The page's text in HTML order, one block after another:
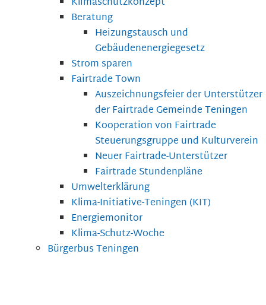
Beratung
Heizungstausch und
Gebäudenenergiegesetz
Strom sparen
Fairtrade Town
Auszeichnungsfeier der Unterstützer
der Fairtrade Gemeinde Teningen
Kooperation von Fairtrade
Steuerungsgruppe und Kulturverein
Neuer Fairtrade-Unterstützer
Fairtrade Stundenpläne
Umwelterklärung
Klima-Initiative-Teningen (KIT)
Energiemonitor
Klima-Schutz-Woche
Bürgerbus Teningen